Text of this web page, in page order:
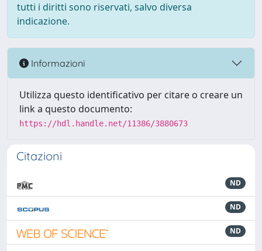
tutti i diritti sono riservati, salvo diversa
indicazione.
Informazioni
Utilizza questo identificativo per citare o creare un
link a questo documento:
https://hdl.handle.net/11386/3880673
Citazioni
ND
ND
ND